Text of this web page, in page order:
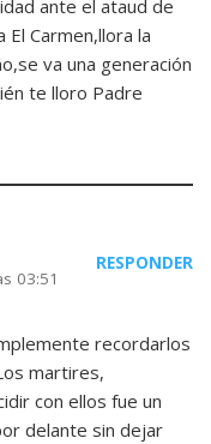
ante el ataud de
Carmen,llora la
va una generación
te lloro Padre
03:51
RESPONDER
recordarlos
martires,
con ellos fue un
delante sin dejar